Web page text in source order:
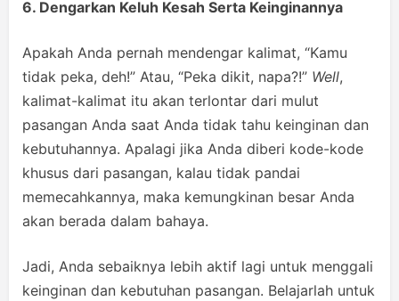
6. Dengarkan Keluh Kesah Serta Keinginannya
Apakah Anda pernah mendengar kalimat, “Kamu
tidak peka, deh!” Atau, “Peka dikit, napa?!” Well,
kalimat-kalimat itu akan terlontar dari mulut
pasangan Anda saat Anda tidak tahu keinginan dan
kebutuhannya. Apalagi jika Anda diberi kode-kode
khusus dari pasangan, kalau tidak pandai
memecahkannya, maka kemungkinan besar Anda
akan berada dalam bahaya.
Jadi, Anda sebaiknya lebih aktif lagi untuk menggali
keinginan dan kebutuhan pasangan. Belajarlah untuk